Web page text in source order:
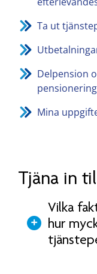
Ta ut
Delpension
pensionering
Mina
Tjäna in
Vilka
hur